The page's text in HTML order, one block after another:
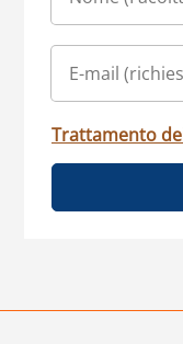
Trattamento